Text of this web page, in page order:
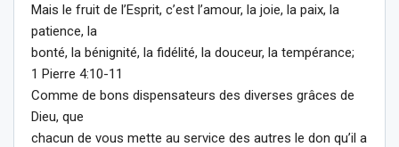
Mais le fruit de l’Esprit, c’est l’amour, la joie, la paix, la
patience, la
bonté, la bénignité, la fidélité, la douceur, la tempérance;
1 Pierre 4:10-11
Comme de bons dispensateurs des diverses grâces de
Dieu, que
chacun de vous mette au service des autres le don qu’il a